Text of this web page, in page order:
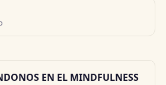
EN EL MINDFULNESS